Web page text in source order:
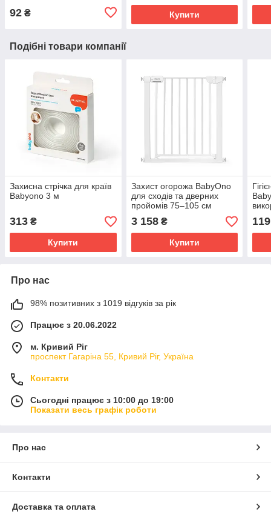
92 ₴ Купити
Подібні товари компанії
Захисна стрічка для країв
Babyono 3 м
313 ₴
Купити
Захист огорожа BabyOno
для сходів та дверних
пройомів 75–105 см
3 158₴
Купити
119
Про нас
98% позитивних з 1019 відгуків за рік
Працює з 20.06.2022
м. Кривий Ріг
проспект Гагаріна 55, Кривий Ріг, Україна
Контакти
Сьогодні працює з 10:00 до 19:00
Показати весь графік роботи
Про нас
Контакти
Доставка та оплата